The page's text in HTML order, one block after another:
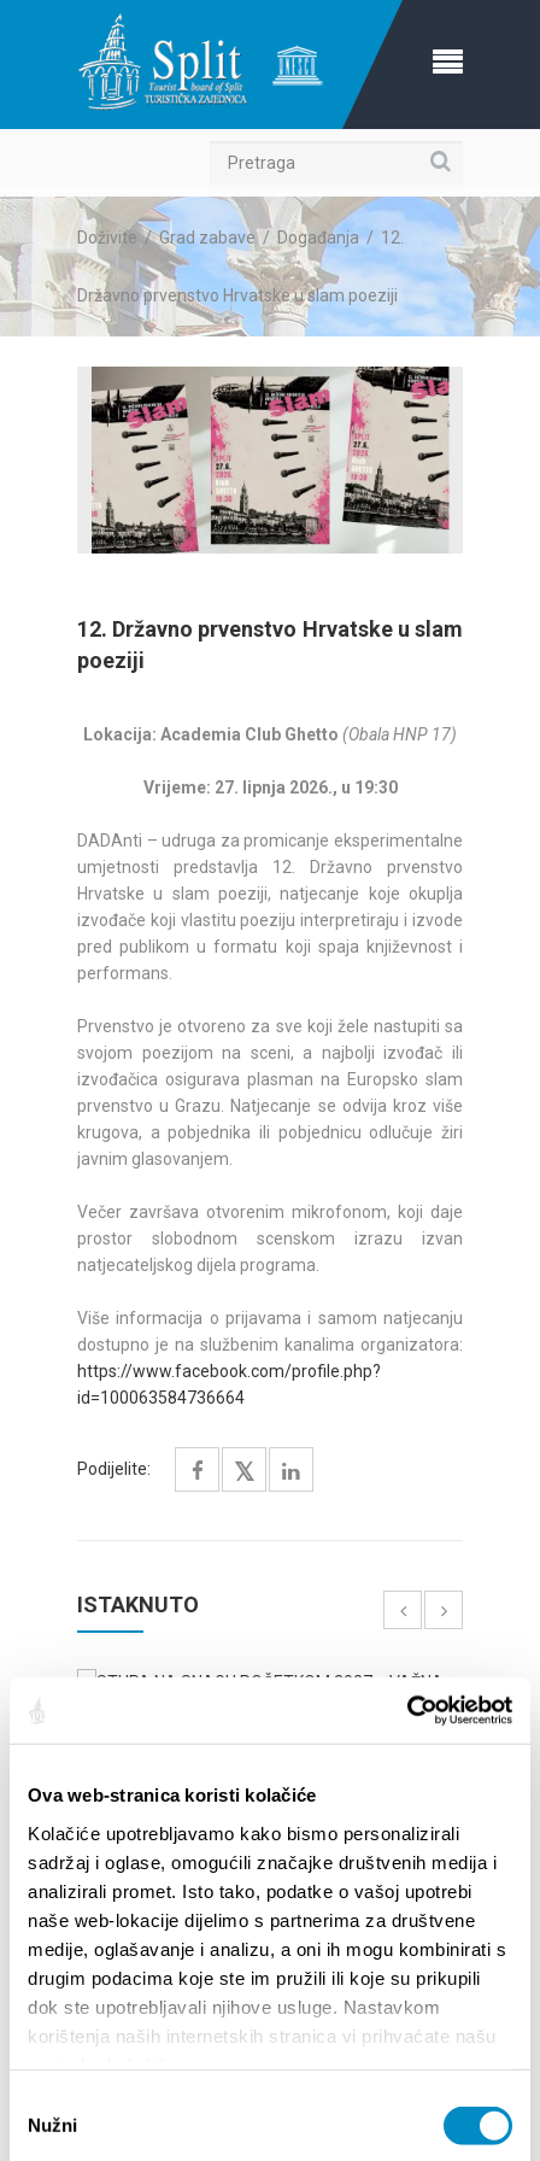
Ova web-stranica koristi kolačiće
Kolačiće upotrebljavamo kako bismo personalizirali
sadržaj i oglase, omogućili značajke društvenih medija i
analizirali promet. Isto tako, podatke o vašoj upotrebi
naše web-lokacije dijelimo s partnerima za društvene
medije, oglašavanje i analizu, a oni ih mogu kombinirati s
drugim podacima koje ste im pružili ili koje su prikupili
dok ste upotrebljavali njihove usluge. Nastavkom
korištenja naših internetskih stranica vi prihvaćate našu
pristanka
Nužni
Pretraga
Doživite/Grad zabave/Događanja/ 12.
Državno prvenstvo Hrvatske u slam poeziji
12. Državno prvenstvo Hrvatske u slam
poeziji
Lokacija: Academia Club Ghetto (Obala HNP 17)
Vrijeme: 27. lipnja 2026., u 19:30
DADAnti – udruga za promicanje eksperimentalne
umjetnosti predstavlja 12. Državno prvenstvo
Hrvatske u slam poeziji, natjecanje koje okuplja
izvođače koji vlastitu poeziju interpretiraju i izvode
pred publikom u formatu koji spaja književnost i
performans.
Prvenstvo je otvoreno za sve koji žele nastupiti sa
svojom poezijom na sceni, a najbolji izvođač ili
izvođačica osigurava plasman na Europsko slam
prvenstvo u Grazu. Natjecanje se odvija kroz više
krugova, a pobjednika ili pobjednicu odlučuje žiri
javnim glasovanjem.
Večer završava otvorenim mikrofonom, koji daje
prostor slobodnom scenskom izrazu izvan
natjecateljskog dijela programa.
Više informacija o prijavama i samom natjecanju
dostupno je na službenim kanalima organizatora:
https://www.facebook.com/profile.php?
id=100063584736664
Podijelite:
ISTAKNUTO
STUPA NA SNAGU POČETKOM 2027. - VAŽNA
INFORMACIJA – IZDAVANJE REGISTRACIJSKOG
BROJA